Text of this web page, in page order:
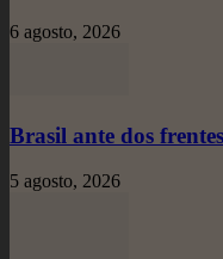
6 agosto, 2026
Brasil ante dos
5 agosto, 2026